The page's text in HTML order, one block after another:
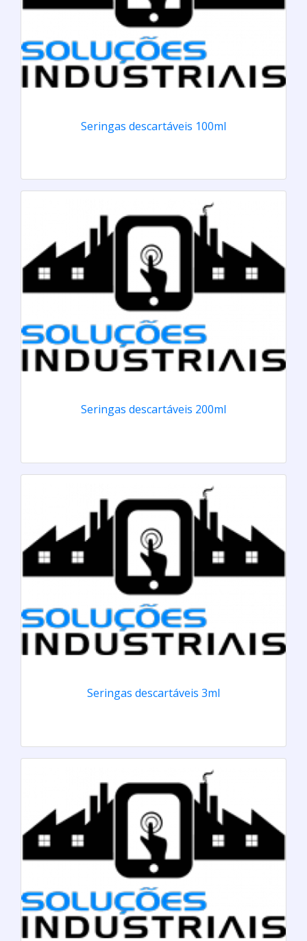
Seringas descartáveis 100ml
Seringas descartáveis 200ml
Seringas descartáveis 3ml